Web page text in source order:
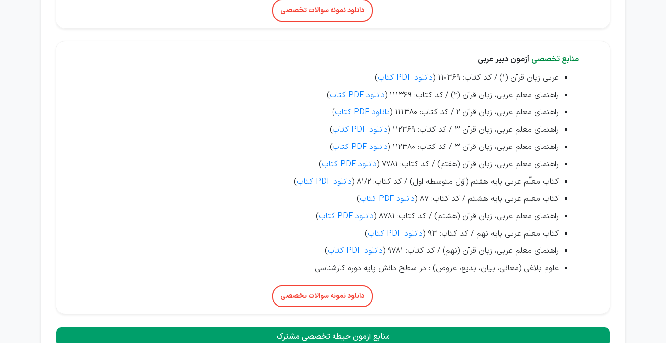
دانلود نمونه سوالات تخصصی
منابع تخصصی آزمون دبیر عربی
عربی زبان قرآن (1) / کد کتاب: 110369 (
دانلود PDF کتاب
)
راهنمای معلم عربی، زبان قرآن (2) / کد کتاب: 111369 (
دانلود PDF کتاب
)
راهنمای معلم عربی، زبان قرآن 2 / کد کتاب: 111380 (
دانلود PDF کتاب
)
راهنمای معلم عربی، زبان قرآن 3 / کد کتاب: 112369 (
دانلود PDF کتاب
)
راهنمای معلم عربی، زبان قرآن 3 / کد کتاب: 112380 (
دانلود PDF کتاب
)
راهنمای معلم عربی، زبان قرآن (هفتم) / کد کتاب: 7781 (
دانلود PDF کتاب
)
کتاب معلّم عربی پایه هفتم (اوّل متوسطه اول) / کد کتاب: 81/2 (
دانلود PDF کتاب
)
کتاب معلم عربی پایه هشتم / کد کتاب: 87 (
دانلود PDF کتاب
)
راهنمای معلم عربی، زبان قرآن (هشتم) / کد کتاب: 8781 (
دانلود PDF کتاب
)
کتاب معلم عربی پایه نهم / کد کتاب: 93 (
دانلود PDF کتاب
)
راهنمای معلم عربی، زبان قرآن (نهم) / کد کتاب: 9781 (
دانلود PDF کتاب
)
علوم بلاغی (معانی، بیان، بدیع، عروض) : در سطح دانش پایه دوره کارشناسی
دانلود نمونه سوالات تخصصی
منابع آزمون حیطه تخصصی مشترک